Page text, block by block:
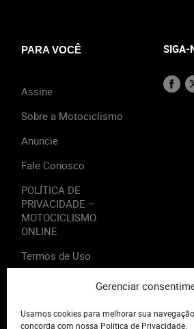
Gerenciar
Usamos cookies para melhorar sua
concorda com nossa Política de Privacidade.
PARA VOCÊ
Assine
Sobre a Motociclismo
Anuncie
Fale Conosco
POLÍTICA DE
PRIVACIDADE –
MOTOCICLISMO
ONLINE
Termos de Uso
SIGA-
2023 - Editora Motor Midia. Todos os